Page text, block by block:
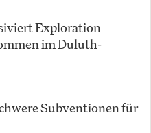
Exploration
im Duluth-
Subventionen für